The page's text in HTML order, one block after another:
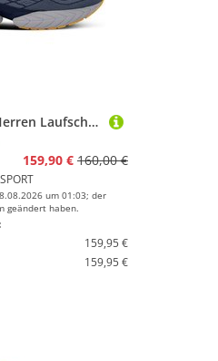
TRUE MOTION Herren Laufschuhe U-TECH Nevos 4
159,90 € 160,00 €
um 01:03; der
geändert haben.
159,95 €
159,95 €